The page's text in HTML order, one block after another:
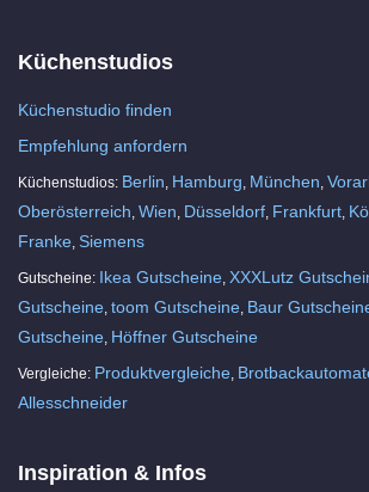
Küchenstudios
Küchenstudio finden
Empfehlung anfordern
Küchenstudios: Berlin Hamburg München
Oberösterreich Wien Düsseldorf Frankfurt
Franke Siemens
Gutscheine: Ikea Gutscheine XXXLutz
Gutscheine toom Gutscheine Baur
Gutscheine Höffner Gutscheine
Vergleiche: Produktvergleiche
Allesschneider
Inspiration & Infos